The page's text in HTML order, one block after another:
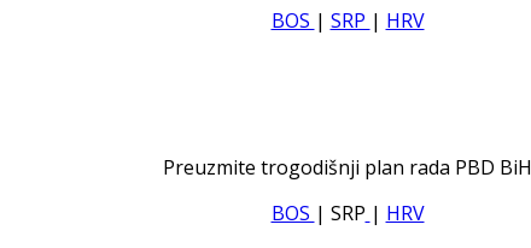
BOS | SRP | HRV
Preuzmite trogodišnji plan rada PBD BiH
BOS | SRP | HRV